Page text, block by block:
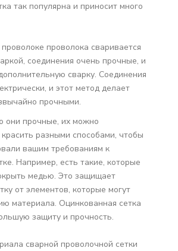
так популярна и приносит много
проволока сваривается
соединения очень прочные, и
сварку. Соединения
и этот метод делает
прочными.
они прочные, их можно
разными способами, чтобы
вашим требованиям к
Например, есть такие, которые
медью. Это защищает
от элементов, которые могут
материала. Оцинкованная сетка
защиту и прочность.
сварной проволочной сетки